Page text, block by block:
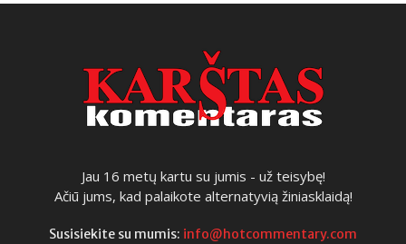
Jau 16 metų kartu su jumis - už teisybę!
Ačiū jums, kad palaikote alternatyvią žiniasklaidą!
Susisiekite su mumis: info@hotcommentary.com